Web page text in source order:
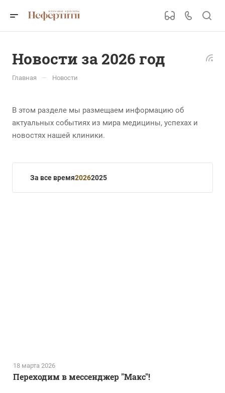
Новости за 2026 год
Главная — Новости
В этом разделе мы размещаем информацию об
актуальных событиях из мира медицины, успехах и
новостях нашей клиники.
За все время20262025
Переходим в мессенджер "Макс"!
18 марта 2026